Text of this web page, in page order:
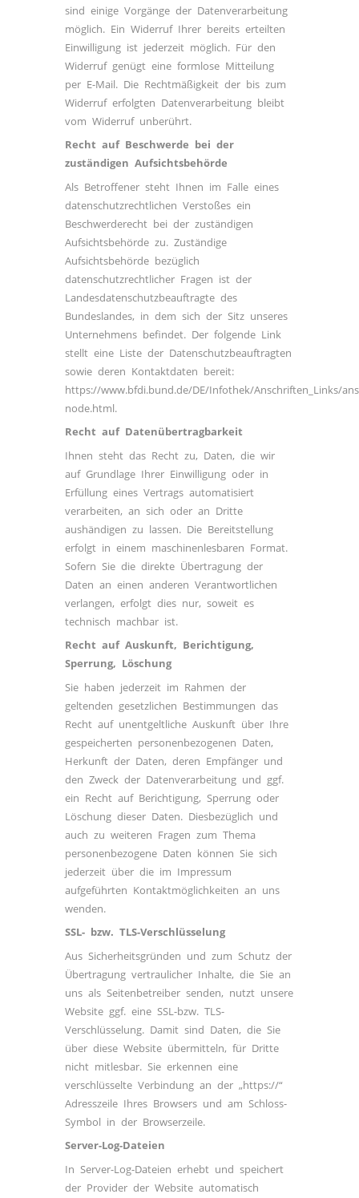
sind einige Vorgänge der Datenverarbeitung
möglich. Ein Widerruf Ihrer bereits erteilten
Einwilligung ist jederzeit möglich. Für den
Widerruf genügt eine formlose Mitteilung
per E-Mail. Die Rechtmäßigkeit der bis zum
Widerruf erfolgten Datenverarbeitung bleibt
vom Widerruf unberührt.
Recht auf Beschwerde bei der
zuständigen Aufsichtsbehörde
Als Betroffener steht Ihnen im Falle eines
datenschutzrechtlichen Verstoßes ein
Beschwerderecht bei der zuständigen
Aufsichtsbehörde zu. Zuständige
Aufsichtsbehörde bezüglich
datenschutzrechtlicher Fragen ist der
Landesdatenschutzbeauftragte des
Bundeslandes, in dem sich der Sitz unseres
Unternehmens befindet. Der folgende Link
stellt eine Liste der Datenschutzbeauftragten
sowie deren Kontaktdaten bereit:
https://www.bfdi.bund.de/DE/Infothek/Anschriften_Links/
node.html.
Recht auf Datenübertragbarkeit
Ihnen steht das Recht zu, Daten, die wir
auf Grundlage Ihrer Einwilligung oder in
Erfüllung eines Vertrags automatisiert
verarbeiten, an sich oder an Dritte
aushändigen zu lassen. Die Bereitstellung
erfolgt in einem maschinenlesbaren Format.
Sofern Sie die direkte Übertragung der
Daten an einen anderen Verantwortlichen
verlangen, erfolgt dies nur, soweit es
technisch machbar ist.
Recht auf Auskunft, Berichtigung,
Sperrung, Löschung
Sie haben jederzeit im Rahmen der
geltenden gesetzlichen Bestimmungen das
Recht auf unentgeltliche Auskunft über Ihre
gespeicherten personenbezogenen Daten,
Herkunft der Daten, deren Empfänger und
den Zweck der Datenverarbeitung und ggf.
ein Recht auf Berichtigung, Sperrung oder
Löschung dieser Daten. Diesbezüglich und
auch zu weiteren Fragen zum Thema
personenbezogene Daten können Sie sich
jederzeit über die im Impressum
aufgeführten Kontaktmöglichkeiten an uns
wenden.
SSL- bzw. TLS-Verschlüsselung
Aus Sicherheitsgründen und zum Schutz der
Übertragung vertraulicher Inhalte, die Sie an
uns als Seitenbetreiber senden, nutzt unsere
Website ggf. eine SSL-bzw. TLS-
Verschlüsselung. Damit sind Daten, die Sie
über diese Website übermitteln, für Dritte
nicht mitlesbar. Sie erkennen eine
verschlüsselte Verbindung an der „https://“
Adresszeile Ihres Browsers und am Schloss-
Symbol in der Browserzeile.
Server-Log-Dateien
In Server-Log-Dateien erhebt und speichert
der Provider der Website automatisch